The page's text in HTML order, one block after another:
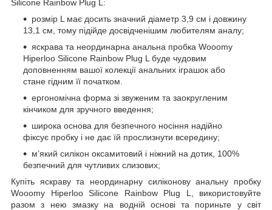
Silicone Rainbow Plug L:
розмір L має досить значний діаметр 3,9 см і довжину
13,1 см, тому підійде досвідченішим любителям аналу;
яскрава та неординарна анальна пробка Wooomy
Hiperloo Silicone Rainbow Plug L буде чудовим
доповненням вашої колекції анальних іграшок або
стане гідним її початком.
ергономічна форма зі звуженим та заокругленим
кінчиком для зручного введення;
широка основа для безпечного носіння надійно
фіксує пробку і не дає їй прослизнути всередину;
м’який силікон оксамитовий і ніжний на дотик, 100%
безпечний для чутливих слизових;
Купіть яскраву та неординарну силіконову анальну пробку
Wooomy Hiperloo Silicone Rainbow Plug L, використовуйте
разом з нею змазку на водній основі та пориньте у світ